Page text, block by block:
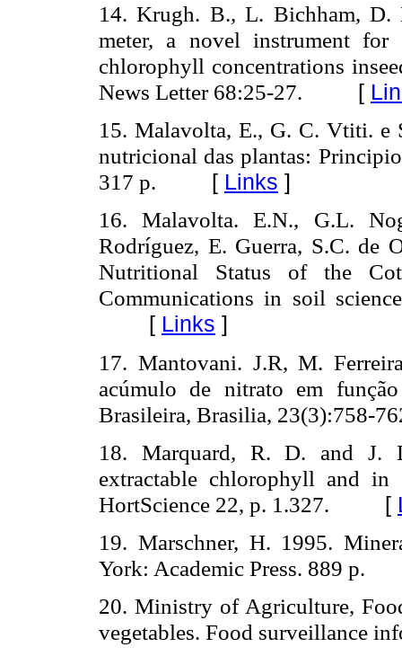
14. Krugh. B., L. Bichham, D.
meter, a novel instrument for
chlorophyll concentrations
News Letter 68:25-27.
[
15. Malavolta, E., G. C. Vtiti.
nutricional das plantas:
317 p.
[ Links ]
16. Malavolta. E.N., G.L.
Rodríguez, E. Guerra, S.C. de
Nutritional Status of the
Communications in soil
[ Links ]
17. Mantovani. J.R, M.
acúmulo de nitrato em
Brasileira, Brasilia, 23(3):758-
18. Marquard, R. D. and
extractable chlorophyll and in
HortScience 22, p. 1.327.
[
19. Marschner, H. 1995.
York: Academic Press. 889 p.
20. Ministry of Agriculture,
vegetables. Food surveillance